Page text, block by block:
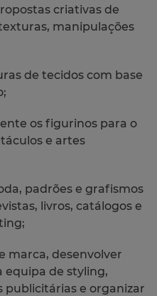
criativas de
manipulações
de tecidos com base
os figurinos para o
e artes
padrões e grafismos
livros, catálogos e
marca, desenvolver
equipa de styling,
e organizar